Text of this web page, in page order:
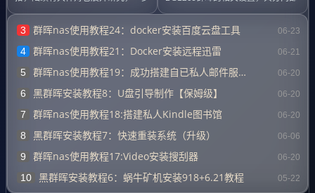
步的将猫盘打造的更加完美，通过脚
本达...
分，第一部分为新硬盘的初始...
3 群晖nas使用教程24：docker安装百度云盘工具 06-23
4 群晖nas使用教程21：Docker安装远程迅雷 06-21
5 群晖nas使用教程19：成功搭建自已私人邮件服务器 06-20
6 黑群晖安装教程8：U盘引导制作【保姆级】 06-20
7 群晖nas使用教程18:搭建私人Kindle图书馆 06-20
8 黑群晖安装教程7：快速重装系统（升级） 06-06
9 群晖nas使用教程17:Video安装搜刮器 06-20
10 黑群晖安装教程6：蜗牛矿机安装918+6.21教程 05-22